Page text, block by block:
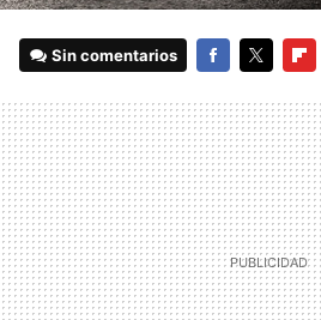
Sin comentarios